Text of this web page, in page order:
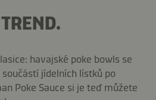
havajské poke bowls se
jídelních lístků po
Poke Sauce si je teď můžete